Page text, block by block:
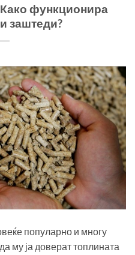
функционира
заштеди?
популарно и многу
му ја доверат топлината